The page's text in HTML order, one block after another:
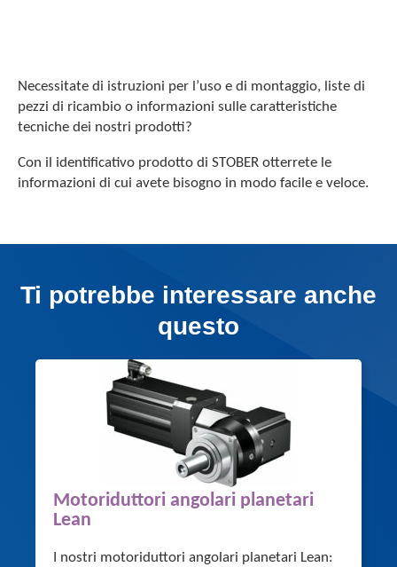
Necessitate di istruzioni per l’uso e di montaggio, liste di
pezzi di ricambio o informazioni sulle caratteristiche
tecniche dei nostri prodotti?
Con il identificativo prodotto di STOBER otterrete le
informazioni di cui avete bisogno in modo facile e veloce.
Ti potrebbe interessare anche
questo
Motoriduttori angolari planetari
Lean
I nostri motoriduttori angolari planetari Lean: